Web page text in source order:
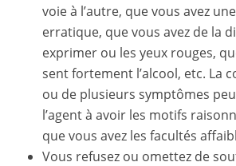
voie à l’autre, que vous avez
erratique, que vous avez de la
exprimer ou les yeux rouges,
sent fortement l’alcool, etc. La
ou de plusieurs symptômes
l’agent à avoir les motifs
que vous avez les facultés
Vous refusez ou omettez de